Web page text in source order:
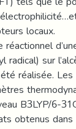
locaux.
sur
réalisée.
B3LYP/6-
obtenus